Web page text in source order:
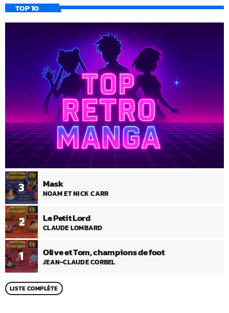
TOP 10
1 Olive et Tom, champions de foot
JEAN-CLAUDE CORBEL
2 Le Petit Lord
CLAUDE LOMBARD
3 Mask
NOAM ET NICK CARR
LISTE COMPLÈTE